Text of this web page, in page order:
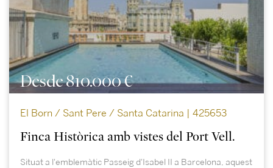
Desde 810.000 €
El Born / Sant Pere / Santa Catarina | 425653
Finca Històrica amb vistes del Port Vell.
Situat a l'emblemàtic Passeig d'Isabel II a Barcelona, aquest